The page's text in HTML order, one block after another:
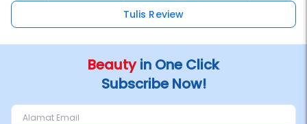
Tulis Review
Beautyin One Click
Subscribe Now!